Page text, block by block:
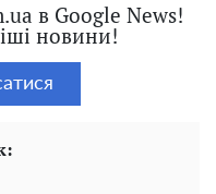
в Google News!
новини!